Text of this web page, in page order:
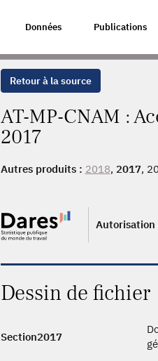
Données Publications
Retour à la source
AT-MP-CNAM :
2017
Autres produits : 2018, 2017,
Autorisation
Dessin de fichier
Section2017